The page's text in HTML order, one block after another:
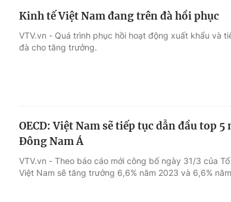
Kinh tế Việt Nam đang trên đà hồi phục
VTV.vn - Quá trình phục hồi hoạt động xuất khẩu và
đà cho tăng trưởng.
OECD: Việt Nam sẽ tiếp tục dẫn đầu top
Đông Nam Á
VTV.vn - Theo báo cáo mới công bố ngày 31/3 của
Việt Nam sẽ tăng trưởng 6,6% năm 2023 và 6,6%